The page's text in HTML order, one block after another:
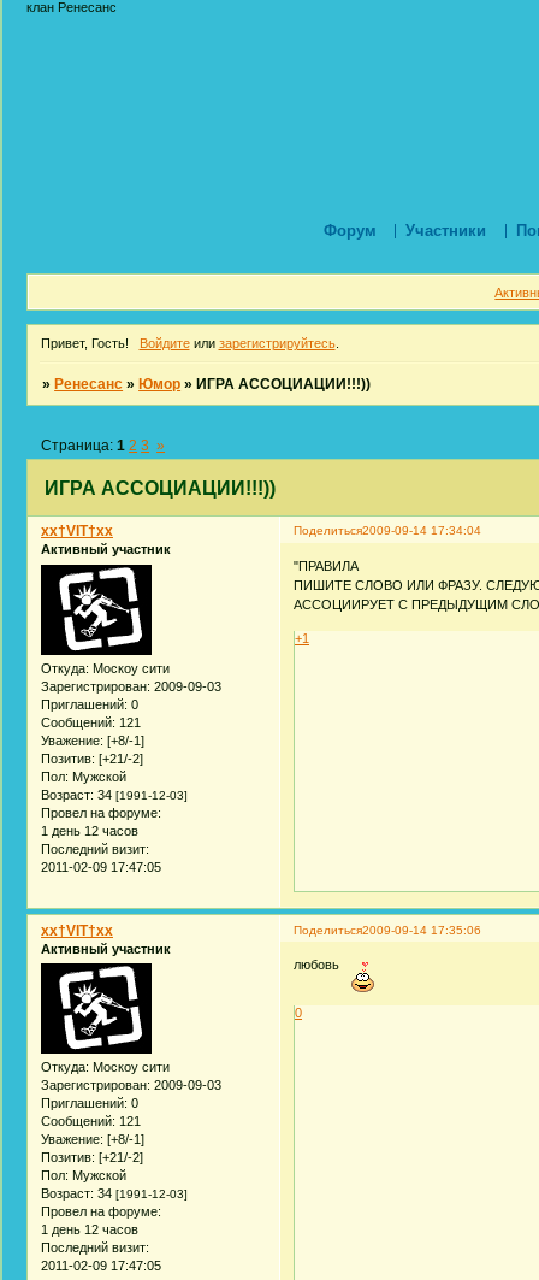
клан Ренесанс
Форум Участники
Привет, Гость! Войдитеили зарегистрируйтесь.
» Ренесанс » Юмор » ИГРА АССОЦИАЦИИ!!!))
ИГРА АССОЦИАЦИИ!!!))
Страница:1 2 3 »
Поделиться2009-09-14 17:34:04
xx†VIT†xx
Активный участник
Откуда: Москоу сити
Зарегистрирован: 2009-09-03
Приглашений: 0
Сообщений: 121
Уважение: [+8/-1]
Позитив: [+21/-2]
Пол: Мужской
Возраст: 34 [1991-12-03]
Провел на форуме:
1 день 12 часов
Последний визит:
2011-02-09 17:47:05
"ПРАВИЛА
ПИШИТЕ СЛОВО ИЛИ ФРАЗУ.
АССОЦИИРУЕТ С ПРЕДЫДУЩИМ
+1
Поделиться2009-09-14 17:35:06
xx†VIT†xx
Активный участник
Откуда: Москоу сити
Зарегистрирован: 2009-09-03
Приглашений: 0
Сообщений: 121
Уважение: [+8/-1]
Позитив: [+21/-2]
Пол: Мужской
Возраст: 34 [1991-12-03]
Провел на форуме:
1 день 12 часов
Последний визит:
2011-02-09 17:47:05
любовь
0